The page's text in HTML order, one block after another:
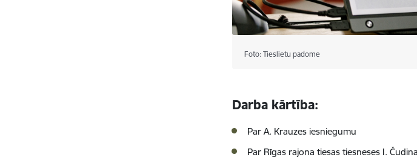
Foto: Tieslietu padome
Darba kārtība:
Par A. Krauzes iesniegumu
Par Rīgas rajona tiesas tiesneses I.